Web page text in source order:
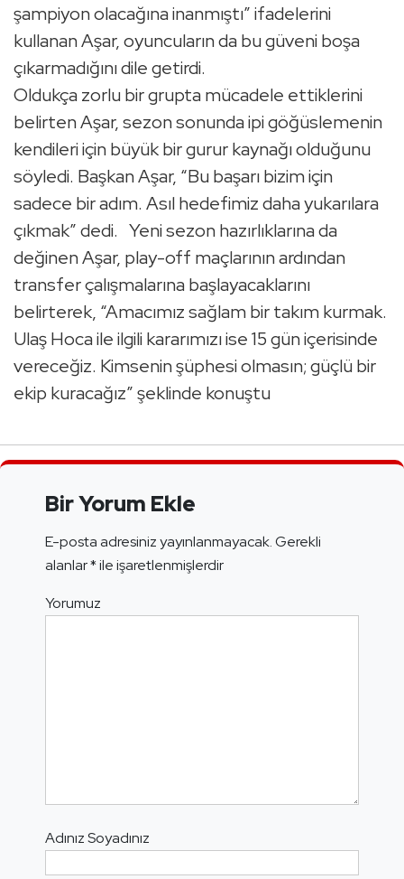
şampiyon olacağına inanmıştı” ifadelerini
kullanan Aşar, oyuncuların da bu güveni boşa
çıkarmadığını dile getirdi.
Oldukça zorlu bir grupta mücadele ettiklerini
belirten Aşar, sezon sonunda ipi göğüslemenin
kendileri için büyük bir gurur kaynağı olduğunu
söyledi. Başkan Aşar, “Bu başarı bizim için
sadece bir adım. Asıl hedefimiz daha yukarılara
çıkmak” dedi. Yeni sezon hazırlıklarına da
değinen Aşar, play-off maçlarının ardından
transfer çalışmalarına başlayacaklarını
belirterek, “Amacımız sağlam bir takım kurmak.
Ulaş Hoca ile ilgili kararımızı ise 15 gün içerisinde
vereceğiz. Kimsenin şüphesi olmasın; güçlü bir
ekip kuracağız” şeklinde konuştu
Bir Yorum Ekle
E-posta adresiniz yayınlanmayacak.Gerekli
alanlar*ile işaretlenmişlerdir
Yorumuz
Adınız Soyadınız